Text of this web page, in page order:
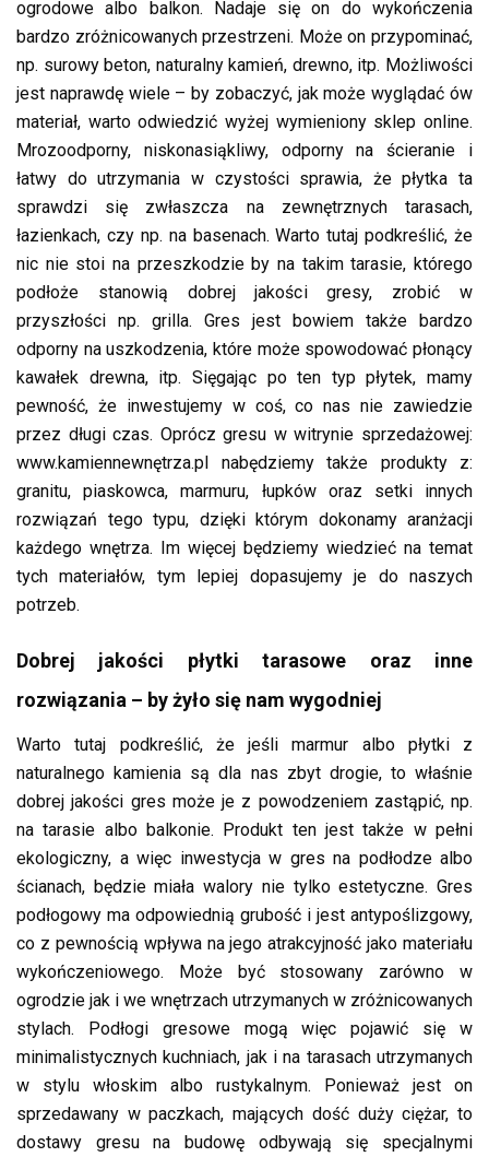
ogrodowe albo balkon. Nadaje się on do wykończenia
bardzo zróżnicowanych przestrzeni. Może on przypominać,
np. surowy beton, naturalny kamień, drewno, itp. Możliwości
jest naprawdę wiele – by zobaczyć, jak może wyglądać ów
materiał, warto odwiedzić wyżej wymieniony sklep online.
Mrozoodporny, niskonasiąkliwy, odporny na ścieranie i
łatwy do utrzymania w czystości sprawia, że płytka ta
sprawdzi się zwłaszcza na zewnętrznych tarasach,
łazienkach, czy np. na basenach. Warto tutaj podkreślić, że
nic nie stoi na przeszkodzie by na takim tarasie, którego
podłoże stanowią dobrej jakości gresy, zrobić w
przyszłości np. grilla. Gres jest bowiem także bardzo
odporny na uszkodzenia, które może spowodować płonący
kawałek drewna, itp. Sięgając po ten typ płytek, mamy
pewność, że inwestujemy w coś, co nas nie zawiedzie
przez długi czas. Oprócz gresu w witrynie sprzedażowej:
www.kamiennewnętrza.pl nabędziemy także produkty z:
granitu, piaskowca, marmuru, łupków oraz setki innych
rozwiązań tego typu, dzięki którym dokonamy aranżacji
każdego wnętrza. Im więcej będziemy wiedzieć na temat
tych materiałów, tym lepiej dopasujemy je do naszych
potrzeb.
Dobrej jakości płytki tarasowe oraz inne
rozwiązania – by żyło się nam wygodniej
Warto tutaj podkreślić, że jeśli marmur albo płytki z
naturalnego kamienia są dla nas zbyt drogie, to właśnie
dobrej jakości gres może je z powodzeniem zastąpić, np.
na tarasie albo balkonie. Produkt ten jest także w pełni
ekologiczny, a więc inwestycja w gres na podłodze albo
ścianach, będzie miała walory nie tylko estetyczne. Gres
podłogowy ma odpowiednią grubość i jest antypoślizgowy,
co z pewnością wpływa na jego atrakcyjność jako materiału
wykończeniowego. Może być stosowany zarówno w
ogrodzie jak i we wnętrzach utrzymanych w zróżnicowanych
stylach. Podłogi gresowe mogą więc pojawić się w
minimalistycznych kuchniach, jak i na tarasach utrzymanych
w stylu włoskim albo rustykalnym. Ponieważ jest on
sprzedawany w paczkach, mających dość duży ciężar, to
dostawy gresu na budowę odbywają się specjalnymi